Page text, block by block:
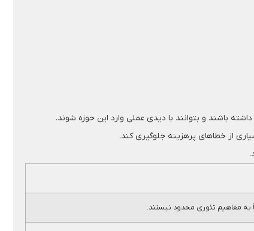
باشند و بتوانند با دیدی عملی وارد این حوزه شوند.
از خطاهای پرهزینه جلوگیری کند.
به مفاهیم تئوری محدود نیستند.